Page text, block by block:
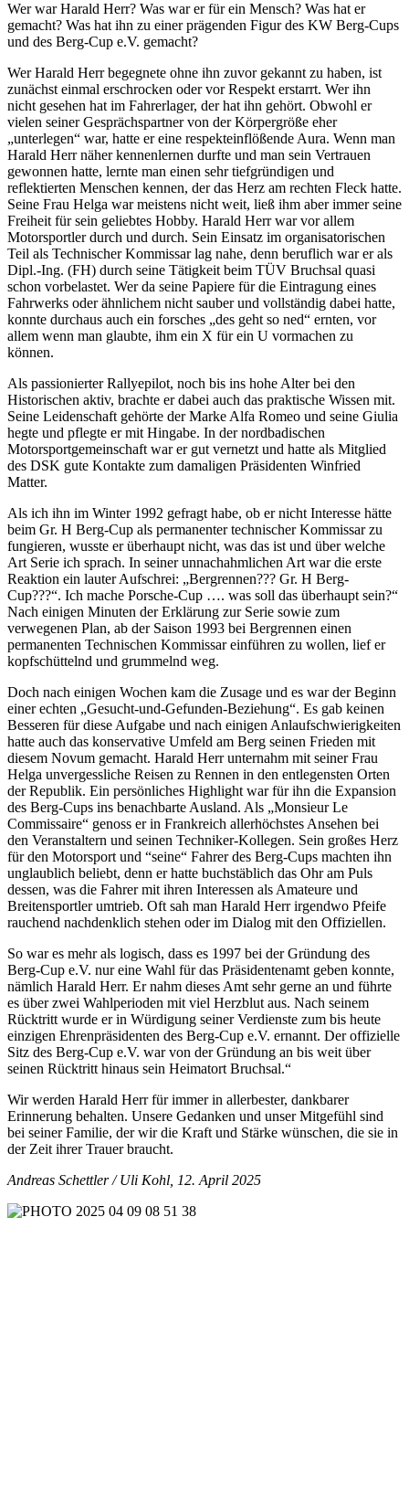
Wer war Harald Herr? Was war er für ein Mensch? Was hat er
gemacht? Was hat ihn zu einer prägenden Figur des KW Berg-Cups
und des Berg-Cup e.V. gemacht?
Wer Harald Herr begegnete ohne ihn zuvor gekannt zu haben, ist
zunächst einmal erschrocken oder vor Respekt erstarrt. Wer ihn
nicht gesehen hat im Fahrerlager, der hat ihn gehört. Obwohl er
vielen seiner Gesprächspartner von der Körpergröße eher
„unterlegen“ war, hatte er eine respekteinflößende Aura. Wenn man
Harald Herr näher kennenlernen durfte und man sein Vertrauen
gewonnen hatte, lernte man einen sehr tiefgründigen und
reflektierten Menschen kennen, der das Herz am rechten Fleck hatte.
Seine Frau Helga war meistens nicht weit, ließ ihm aber immer seine
Freiheit für sein geliebtes Hobby. Harald Herr war vor allem
Motorsportler durch und durch. Sein Einsatz im organisatorischen
Teil als Technischer Kommissar lag nahe, denn beruflich war er als
Dipl.-Ing. (FH) durch seine Tätigkeit beim TÜV Bruchsal quasi
schon vorbelastet. Wer da seine Papiere für die Eintragung eines
Fahrwerks oder ähnlichem nicht sauber und vollständig dabei hatte,
konnte durchaus auch ein forsches „des geht so ned“ ernten, vor
allem wenn man glaubte, ihm ein X für ein U vormachen zu
können.
Als passionierter Rallyepilot, noch bis ins hohe Alter bei den
Historischen aktiv, brachte er dabei auch das praktische Wissen mit.
Seine Leidenschaft gehörte der Marke Alfa Romeo und seine Giulia
hegte und pflegte er mit Hingabe. In der nordbadischen
Motorsportgemeinschaft war er gut vernetzt und hatte als Mitglied
des DSK gute Kontakte zum damaligen Präsidenten Winfried
Matter.
Als ich ihn im Winter 1992 gefragt habe, ob er nicht Interesse hätte
beim Gr. H Berg-Cup als permanenter technischer Kommissar zu
fungieren, wusste er überhaupt nicht, was das ist und über welche
Art Serie ich sprach. In seiner unnachahmlichen Art war die erste
Reaktion ein lauter Aufschrei: „Bergrennen??? Gr. H Berg-
Cup???“. Ich mache Porsche-Cup …. was soll das überhaupt sein?“
Nach einigen Minuten der Erklärung zur Serie sowie zum
verwegenen Plan, ab der Saison 1993 bei Bergrennen einen
permanenten Technischen Kommissar einführen zu wollen, lief er
kopfschüttelnd und grummelnd weg.
Doch nach einigen Wochen kam die Zusage und es war der Beginn
einer echten „Gesucht-und-Gefunden-Beziehung“. Es gab keinen
Besseren für diese Aufgabe und nach einigen Anlaufschwierigkeiten
hatte auch das konservative Umfeld am Berg seinen Frieden mit
diesem Novum gemacht. Harald Herr unternahm mit seiner Frau
Helga unvergessliche Reisen zu Rennen in den entlegensten Orten
der Republik. Ein persönliches Highlight war für ihn die Expansion
des Berg-Cups ins benachbarte Ausland. Als „Monsieur Le
Commissaire“ genoss er in Frankreich allerhöchstes Ansehen bei
den Veranstaltern und seinen Techniker-Kollegen. Sein großes Herz
für den Motorsport und “seine“ Fahrer des Berg-Cups machten ihn
unglaublich beliebt, denn er hatte buchstäblich das Ohr am Puls
dessen, was die Fahrer mit ihren Interessen als Amateure und
Breitensportler umtrieb. Oft sah man Harald Herr irgendwo Pfeife
rauchend nachdenklich stehen oder im Dialog mit den Offiziellen.
So war es mehr als logisch, dass es 1997 bei der Gründung des
Berg-Cup e.V. nur eine Wahl für das Präsidentenamt geben konnte,
nämlich Harald Herr. Er nahm dieses Amt sehr gerne an und führte
es über zwei Wahlperioden mit viel Herzblut aus. Nach seinem
Rücktritt wurde er in Würdigung seiner Verdienste zum bis heute
einzigen Ehrenpräsidenten des Berg-Cup e.V. ernannt. Der offizielle
Sitz des Berg-Cup e.V. war von der Gründung an bis weit über
seinen Rücktritt hinaus sein Heimatort Bruchsal.“
Wir werden Harald Herr für immer in allerbester, dankbarer
Erinnerung behalten. Unsere Gedanken und unser Mitgefühl sind
bei seiner Familie, der wir die Kraft und Stärke wünschen, die sie in
der Zeit ihrer Trauer braucht.
Andreas Schettler / Uli Kohl, 12. April 2025